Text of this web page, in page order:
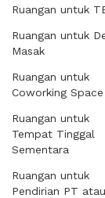
Ruangan untuk
Ruangan untuk
Masak
Ruangan untuk
Coworking Space
Ruangan untuk
Tempat Tinggal
Sementara
Ruangan untuk
Pendirian PT